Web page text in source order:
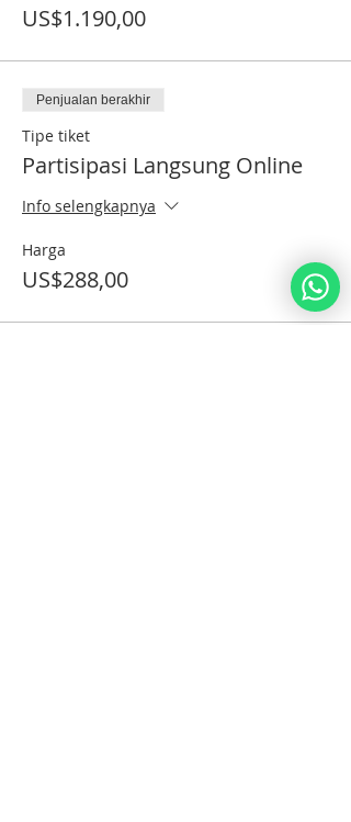
US$1.190,00
Penjualan berakhir
Tipe tiket
Partisipasi Langsung Online
Info selengkapnya
Harga
US$288,00